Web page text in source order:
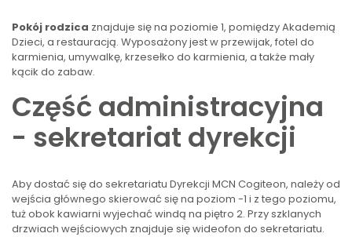
Pokój rodzica znajduje się na poziomie 1, pomiędzy Akademią
Dzieci, a restauracją. Wyposażony jest w przewijak, fotel do
karmienia, umywalkę, krzesełko do karmienia, a także mały
kącik do zabaw.
Część administracyjna
- sekretariat dyrekcji
Aby dostać się do sekretariatu Dyrekcji MCN Cogiteon, należy od
wejścia głównego skierować się na poziom -1 i z tego poziomu,
tuż obok kawiarni wyjechać windą na piętro 2. Przy szklanych
drzwiach wejściowych znajduje się wideofon do sekretariatu.